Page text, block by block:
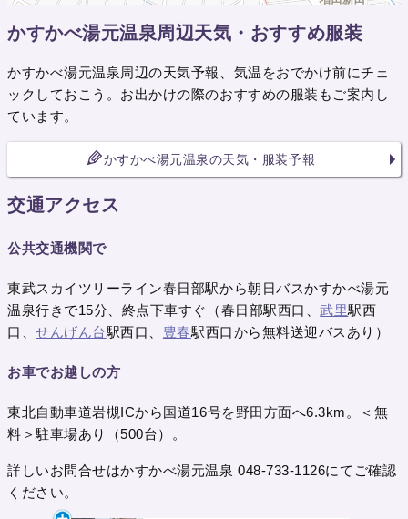
かすかべ湯元温泉周辺天気・おすすめ服装
かすかべ湯元温泉周辺の天気予報、気温をおでかけ前にチェ
ックしておこう。お出かけの際のおすすめの服装もご案内し
ています。
かすかべ湯元温泉の天気・服装予報
交通アクセス
公共交通機関で
東武スカイツリーライン春日部駅から朝日バスかすかべ湯元
温泉行きで15分、終点下車すぐ（春日部駅西口、武里駅西
口、せんげん台駅西口、 豊春駅西口から無料送迎バスあり）
お車でお越しの方
東北自動車道岩槻ICから国道16号を野田方面へ6.3km。＜無
料＞駐車場あり（500台）。
詳しいお問合せはかすかべ湯元温泉 048-733-1126にてご確認
ください。